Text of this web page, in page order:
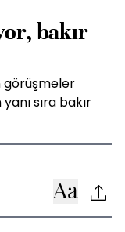
bakır
görüşmeler
sıra bakır